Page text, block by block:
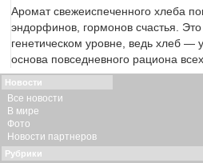
Аромат свежеиспеченного хлеба
эндорфинов, гормонов счастья.
генетическом уровне, ведь хлеб —
основа повседневного рациона
Новости
Все новости
В мире
Фото
Новости партнеров
Рубрики